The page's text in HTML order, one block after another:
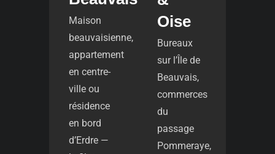
Maison
beauvaisienne,
appartement
en centre-
ville ou
résidence
en bord
d’Erdre —
Oise
Bureaux
sur l’Île de
Beauvais,
commerces
du
passage
Pommeraye,